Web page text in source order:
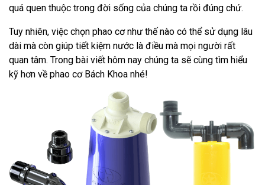
quá quen thuộc trong đời sống của chúng ta rồi đúng chứ.
Tuy nhiên, việc chọn phao cơ như thế nào có thể sử dụng lâu
dài mà còn giúp tiết kiệm nước là điều mà mọi người rất
quan tâm. Trong bài viết hôm nay chúng ta sẽ cùng tìm hiểu
kỹ hơn về phao cơ Bách Khoa nhé!